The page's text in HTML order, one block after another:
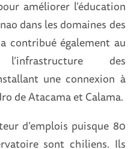
améliorer l’éducation
dans les domaines des
contribué également au
des
une connexion à
de Atacama et Calama.
d’emplois puisque 80
sont chiliens. Ils